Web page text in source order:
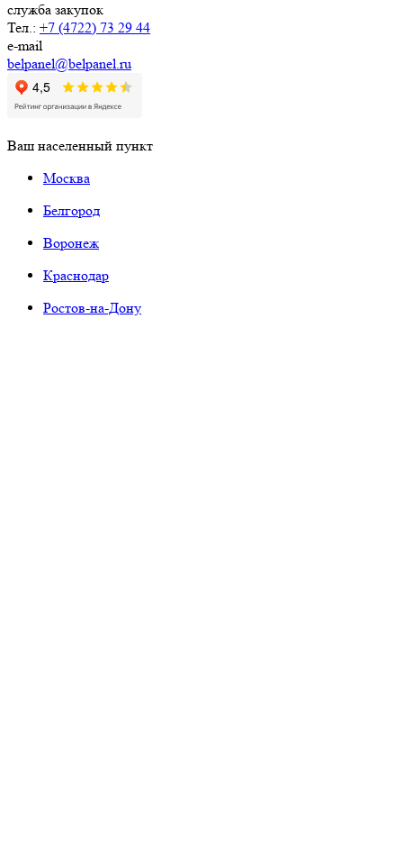
служба закупок
Тел.: +7 (4722) 73 29 44
e-mail
belpanel@belpanel.ru
Ваш населенный пункт
Москва
Белгород
Воронеж
Краснодар
Ростов-на-Дону